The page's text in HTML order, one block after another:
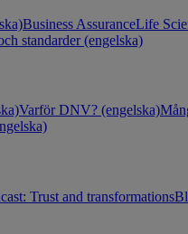
Business AssuranceLife
standarder (engelska)
Varför DNV? (engelska)
Trust and transformations